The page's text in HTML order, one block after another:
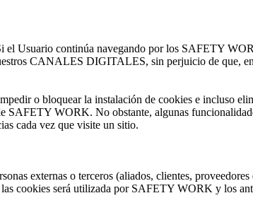
el Usuario continúa navegando por los SAFETY
CANALES DIGITALES, sin perjuicio de que,
o bloquear la instalación de cookies e incluso
WORK. No obstante, algunas
cada vez que visite un sitio.
externas o terceros (aliados, clientes,
cookies será utilizada por SAFETY WORK y los